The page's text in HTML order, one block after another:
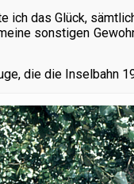
ich das Glück,
sonstigen
die die Inselbahn